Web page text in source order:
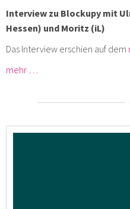
Interview zu Blockupy mit
Hessen) und Moritz (iL)
Das Interview erschien auf dem
mehr …